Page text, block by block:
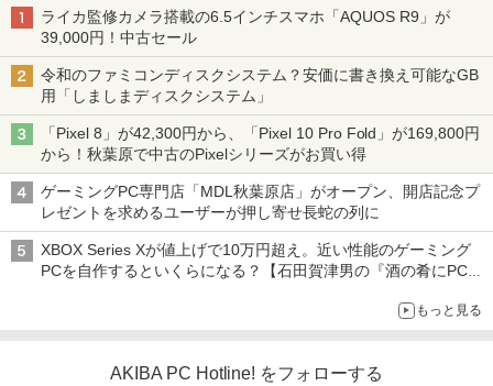
ライカ監修カメラ搭載の6.5インチスマホ「AQUOS R9」が
39,000円！中古セール
令和のファミコンディスクシステム？安価に書き換え可能なGB
用「しましまディスクシステム」
「Pixel 8」が42,300円から、「Pixel 10 Pro Fold」が169,800円
から！秋葉原で中古のPixelシリーズがお買い得
ゲーミングPC専門店「MDL秋葉原店」がオープン、開店記念プ
レゼントを求めるユーザーが押し寄せ長蛇の列に
XBOX Series Xが値上げで10万円超え。近い性能のゲーミング
PCを自作するといくらになる？【石田賀津男の『酒の肴にPCゲ
もっと見る
AKIBA PC Hotline! をフォローする